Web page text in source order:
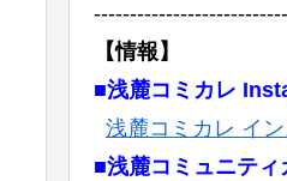
【情報】
■浅麓コミカレ
浅麓コミカレ イ
■浅麓コミュニティ